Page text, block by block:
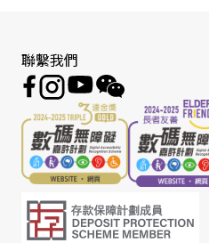
聯繫我們